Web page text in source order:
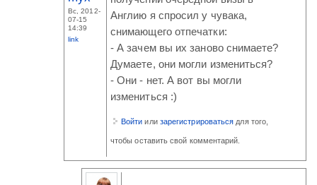
Вс, 2012-
07-15
14:39
link
Англию я спросил у чувака,
снимающего отпечатки:
- А зачем вы их заново снимаете?
Думаете, они могли измениться?
- Они - нет. А вот вы могли
измениться :)
Войти или зарегистрироваться для того,
чтобы оставить свой комментарий.